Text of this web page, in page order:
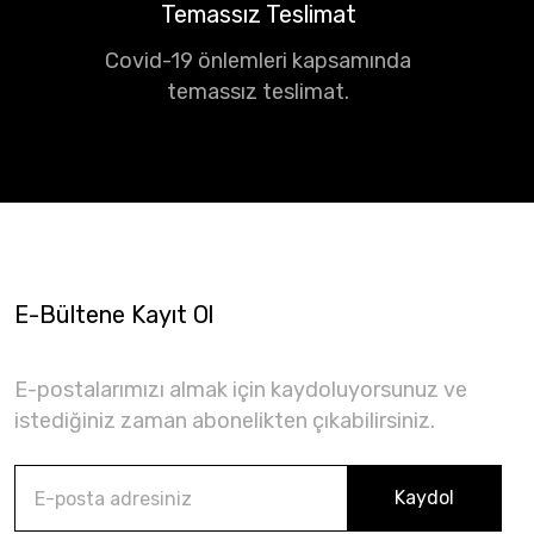
Temassız Teslimat
Covid-19 önlemleri kapsamında
temassız teslimat.
E-Bültene Kayıt Ol
E-postalarımızı almak için kaydoluyorsunuz ve
istediğiniz zaman abonelikten çıkabilirsiniz.
Kaydol